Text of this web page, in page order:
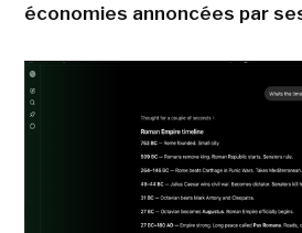
économies annoncées par